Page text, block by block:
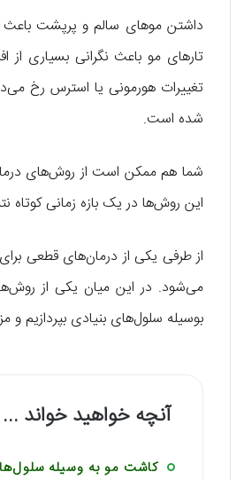
داشتن موهای سالم و پرپشت باعث
تارهای مو باعث نگرانی بسیاری
تغییرات هورمونی یا استرس رخ
شده است.
شما هم ممکن است از روش‌های
این روش‌ها در یک بازه زمانی کوتاه
می‌شود. در این میان یکی از
بوسیله سلول‌های بنیادی بپردازیم و
آنچه خواهید خواند ...
کاشت مو به وسیله